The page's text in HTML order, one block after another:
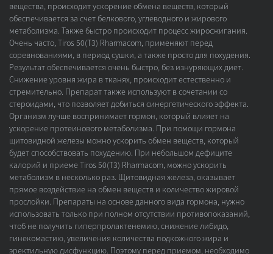
вещества, происходит ускорение обмена веществ, который
обеспечивается за счет белкового, углеводного и жирового
метаболизма. Также быстро происходит процесс жиросжигания.
Очень часто, Tiros 50(Т3) Rharmacom, применяют перед
соревнованиями, в период сушки, а также просто для похудения.
Результат обеспечивается очень быстро, без изнуряющих диет.
Снижение уровня жира в тканях, происходит естественно и
стремительно. Препарат также используют в сочетании со
стероидами, что позволяет добиться синергетического эффекта.
Организм лучше воспринимает гормон, который влияет на
ускорение протеинового метаболизма. При помощи гормона
щитовидной железы можно ускорить обмен веществ, который
будет способствовать похудению. При небольшом дефиците
калорий и приеме Tiros 50(Т3) Rharmacom, можно ускорить
метаболизм в несколько раз. Щитовидная железа, оказывает
прямое воздействие на обмен веществ и количество жировой
прослойки. Препараты на основе данного вида гормона, нужно
использовать только при полном отсутствии противопоказаний,
чтоб не получить гиперпролактенемию, снижение либидо,
гинекомастию, увеличения количества подкожного жира и
эректильную дисфункцию. Поэтому перед приемом, необходимо